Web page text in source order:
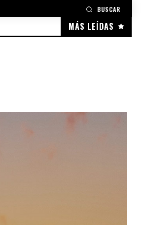
BUSCAR
MÁS LEÍDAS